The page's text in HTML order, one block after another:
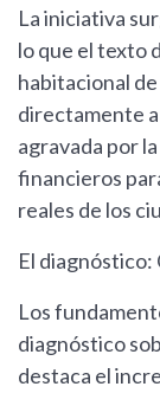
La iniciativa
lo que el texto
habitacional
directamente
agravada por
financieros
reales de los
El diagnóstico:
Los
diagnóstico
destaca el